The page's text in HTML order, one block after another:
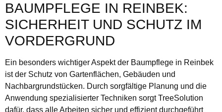
BAUMPFLEGE IN REINBEK:
SICHERHEIT UND SCHUTZ IM
VORDERGRUND
Ein besonders wichtiger Aspekt der Baumpflege in Reinbek
ist der Schutz von Gartenflächen, Gebäuden und
Nachbargrundstücken. Durch sorgfältige Planung und die
Anwendung spezialisierter Techniken sorgt TreeSolution
dafür, dass alle Arbeiten sicher und effizient durchgeführt